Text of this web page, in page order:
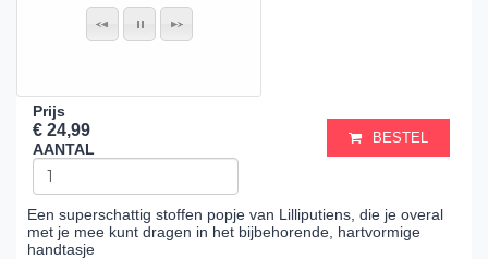
Prijs
€ 24,99
AANTAL
BESTEL
Een superschattig stoffen popje van Lilliputiens, die je overal
met je mee kunt dragen in het bijbehorende, hartvormige
handtasje